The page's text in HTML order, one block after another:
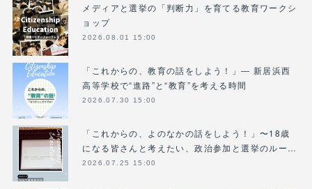
メディアと選挙の「判断力」を育てる教育ワークシ
ョップ
2026.08.01 15:00
「これからの、教育の話をしよう！」― 新居浜西
高等学校で“進路”と“教育”を考える時間
2026.07.30 15:00
「これからの、よのなかの話をしよう！」〜18歳
になる皆さんと考えたい、政治参加と選挙のルー…
2026.07.25 15:00